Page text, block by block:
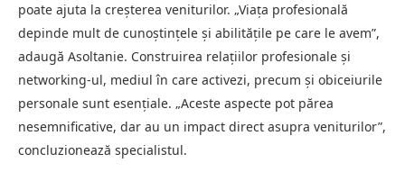
poate ajuta la creșterea veniturilor. „Viața profesională
depinde mult de cunoștințele și abilitățile pe care le avem”,
adaugă Asoltanie. Construirea relațiilor profesionale și
networking-ul, mediul în care activezi, precum și obiceiurile
personale sunt esențiale. „Aceste aspecte pot părea
nesemnificative, dar au un impact direct asupra veniturilor”,
concluzionează specialistul.